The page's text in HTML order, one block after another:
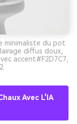
minimaliste du pot
diffus doux,
accent#F2D7C7,
Avec L'IA